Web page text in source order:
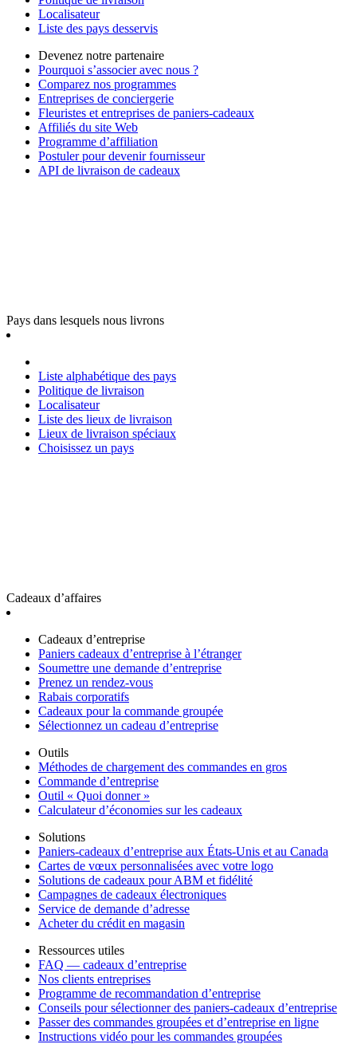
Localisateur
Liste des pays desservis
Devenez notre partenaire
Pourquoi s’associer avec nous ?
Comparez nos programmes
Entreprises de conciergerie
Fleuristes et entreprises de paniers-cadeaux
Affiliés du site Web
Programme d’affiliation
Postuler pour devenir fournisseur
API de livraison de cadeaux
Pays dans lesquels nous livrons
Liste alphabétique des pays
Politique de livraison
Localisateur
Liste des lieux de livraison
Lieux de livraison spéciaux
Choisissez un pays
Cadeaux d’affaires
Cadeaux d’entreprise
Paniers cadeaux d’entreprise à l’étranger
Soumettre une demande d’entreprise
Prenez un rendez-vous
Rabais corporatifs
Cadeaux pour la commande groupée
Sélectionnez un cadeau d’entreprise
Outils
Méthodes de chargement des commandes en gros
Commande d’entreprise
Outil « Quoi donner »
Calculateur d’économies sur les cadeaux
Solutions
Paniers-cadeaux d’entreprise aux États-Unis et au Canada
Cartes de vœux personnalisées avec votre logo
Solutions de cadeaux pour ABM et fidélité
Campagnes de cadeaux électroniques
Service de demande d’adresse
Acheter du crédit en magasin
Ressources utiles
FAQ — cadeaux d’entreprise
Nos clients entreprises
Programme de recommandation d’entreprise
Conseils pour sélectionner des paniers-cadeaux d’entreprise
Passer des commandes groupées et d’entreprise en ligne
Instructions vidéo pour les commandes groupées